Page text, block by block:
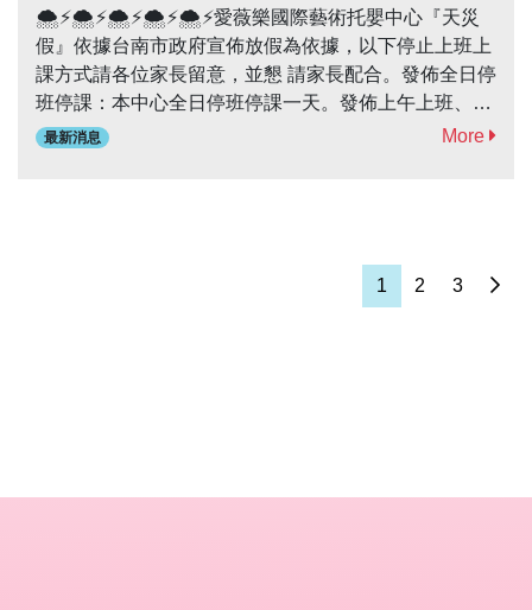
🌨⚡️🌨⚡️🌨⚡️🌨⚡️🌨⚡️愛薇樂國際藝術托嬰中心『天災
假』依據台南市政府宣佈放假為依據，以下停止上班上
課方式請各位家長留意，並懇 請家長配合。發佈全日停
班停課：本中心全日停班停課一天。發佈上午上班、上
課；下午停班、停課：學校將開放托育至12點半，小朋
最新消息 More
1 2 3